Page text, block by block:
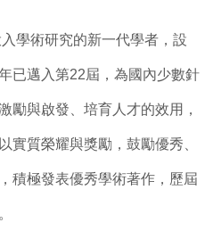
學術研究的新一代學者，設
已邁入第22屆，為國內少數針
勵與啟發、培育人才的效用，
實質榮耀與獎勵，鼓勵優秀、
積極發表優秀學術著作，歷屆